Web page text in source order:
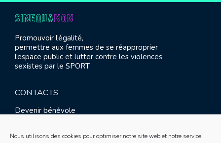
Nous utilisons des cookies pour optimiser notre site web et notre service.
Promouvoir l’égalité,
permettre aux femmes de se réapproprier
l’espace public et lutter contre les violences
sexistes par le SPORT
CONTACTS
Devenir bénévole
Contact